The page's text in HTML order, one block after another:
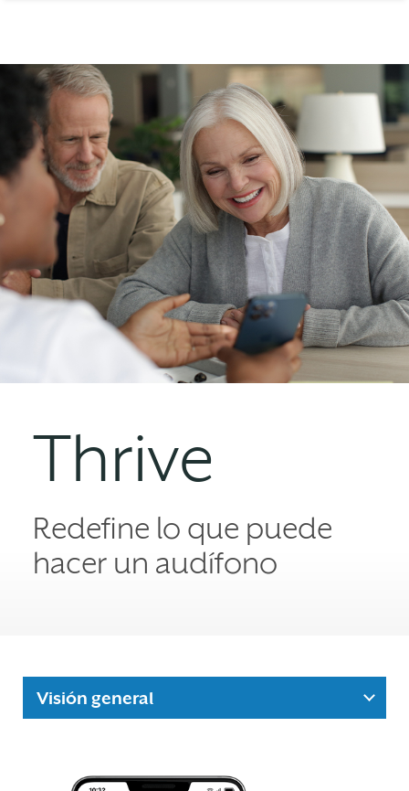
Thrive
Redefine lo que puede
hacer un audífono
Visión general